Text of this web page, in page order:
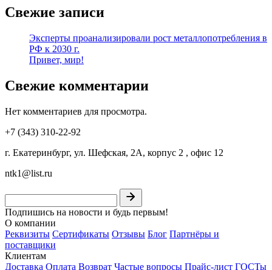
Свежие записи
Эксперты проанализировали рост металлопотребления в
РФ к 2030 г.
Привет, мир!
Свежие комментарии
Нет комментариев для просмотра.
+7 (343) 310-22-92
г. Екатеринбург, ул. Шефская, 2А, корпус 2 , офис 12
ntk1@list.ru
Подпишись на новости и будь первым!
О компании
Реквизиты Сертификаты Отзывы Блог Партнёры и
поставщики
Клиентам
Доставка Оплата Возврат Частые вопросы Прайс-лист ГОСТы